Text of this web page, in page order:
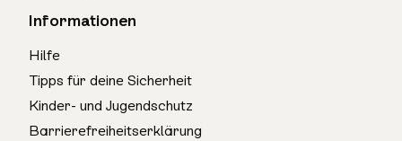
Informationen
Hilfe
Tipps für deine Sicherheit
Kinder- und Jugendschutz
Barrierefreiheitserklärung